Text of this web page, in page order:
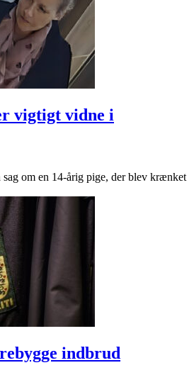
vigtigt vidne i
om en 14-årig pige, der blev krænket
indbrud